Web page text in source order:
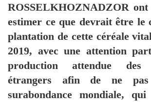
ROSSELKHOZNADZOR ont
estimer ce que devrait être le
plantation de cette céréale
2019, avec une attention
production attendue des
étrangers afin de ne
surabondance mondiale,